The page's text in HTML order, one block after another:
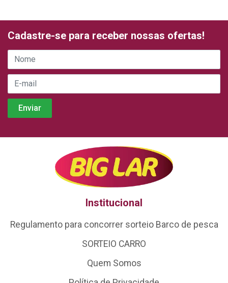
Cadastre-se para receber nossas ofertas!
Institucional
Regulamento para concorrer sorteio Barco de pesca
SORTEIO CARRO
Quem Somos